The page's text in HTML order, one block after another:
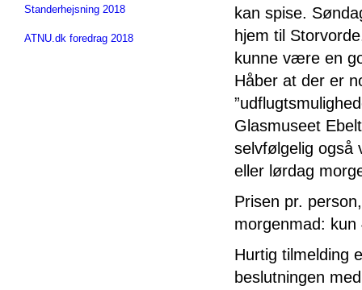
Standerhejsning 2018
ATNU.dk foredrag 2018
kan spise.
hjem til
kunne være en
Håber at der er
Glasmuseet
selvfølgelig også
eller lørdag
Prisen pr.
morgenmad: kun
Hurtig tilmelding
beslutningen